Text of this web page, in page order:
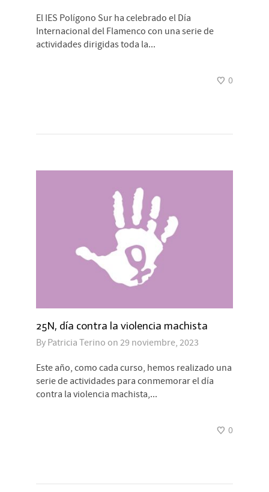
El IES Polígono Sur ha celebrado el Día
Internacional del Flamenco con una serie de
actividades dirigidas toda la...
0
25N, día contra la violencia machista
By Patricia Terino on 29 noviembre, 2023
Este año, como cada curso, hemos realizado una
serie de actividades para conmemorar el día
contra la violencia machista,...
0